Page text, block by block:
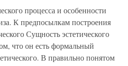
процесса и особенности
К предпосылкам построения
Сущность эстетического
что он есть формальный
В правильно понятом